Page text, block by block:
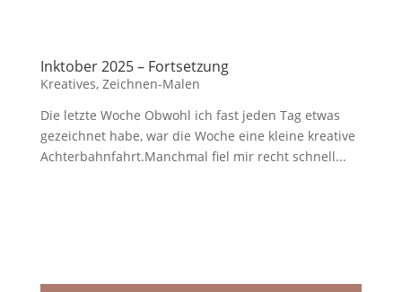
Inktober 2025 – Fortsetzung
Kreatives, Zeichnen-Malen
Die letzte Woche Obwohl ich fast jeden Tag etwas
gezeichnet habe, war die Woche eine kleine kreative
Achterbahnfahrt.Manchmal fiel mir recht schnell...